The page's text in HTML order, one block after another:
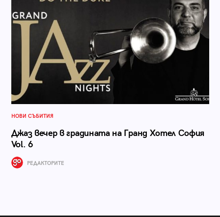
НОВИ СЪБИТИЯ
Джаз вечер в градината на Гранд Хотел София
Vol. 6
РЕДАКТОРИТЕ